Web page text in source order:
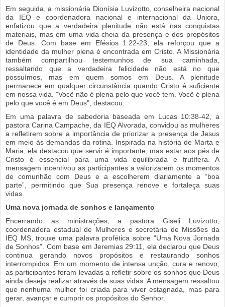
Em seguida, a missionária Dionísia Luvizotto, conselheira nacional
da IEQ e coordenadora nacional e internacional da Uniora,
enfatizou que a verdadeira plenitude não está nas conquistas
materiais, mas em uma vida cheia da presença e dos propósitos
de Deus. Com base em Efésios 1:22-23, ela reforçou que a
identidade da mulher plena é encontrada em Cristo. A Missionária
também compartilhou testemunhos de sua caminhada,
ressaltando que a verdadeira felicidade não está no que
possuímos, mas em quem somos em Deus. A plenitude
permanece em qualquer circunstância quando Cristo é suficiente
em nossa vida. "Você não é plena pelo que você tem. Você é plena
pelo que você é em Deus", destacou.
Em uma palavra de sabedoria baseada em Lucas 10:38-42, a
pastora Carina Campache, da IEQ Alvorada, convidou as mulheres
a refletirem sobre a importância de priorizar a presença de Jesus
em meio às demandas da rotina. Inspirada na história de Marta e
Maria, ela destacou que servir é importante, mas estar aos pés de
Cristo é essencial para uma vida equilibrada e frutífera. A
mensagem incentivou as participantes a valorizarem os momentos
de comunhão com Deus e a escolherem diariamente a “boa
parte”, permitindo que Sua presença renove e fortaleça suas
vidas.
Uma nova jornada de sonhos e lançamento
Encerrando as ministrações, a pastora Giseli Luvizotto,
coordenadora estadual de Mulheres e secretária de Missões da
IEQ MS, trouxe uma palavra profética sobre “Uma Nova Jornada
de Sonhos”. Com base em Jeremias 29:11, ela declarou que Deus
continua gerando novos propósitos e restaurando sonhos
interrompidos. Em um momento de intensa unção, cura e renovo,
as participantes foram levadas a refletir sobre os sonhos que Deus
ainda deseja realizar através de suas vidas. A mensagem ressaltou
que nenhuma mulher foi criada para viver estagnada, mas para
gerar, avançar e cumprir os propósitos do Senhor.